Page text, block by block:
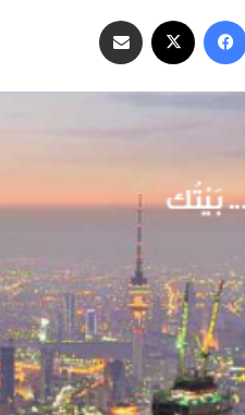
فيسبوك
‫X مشاركة
عبر
البريد